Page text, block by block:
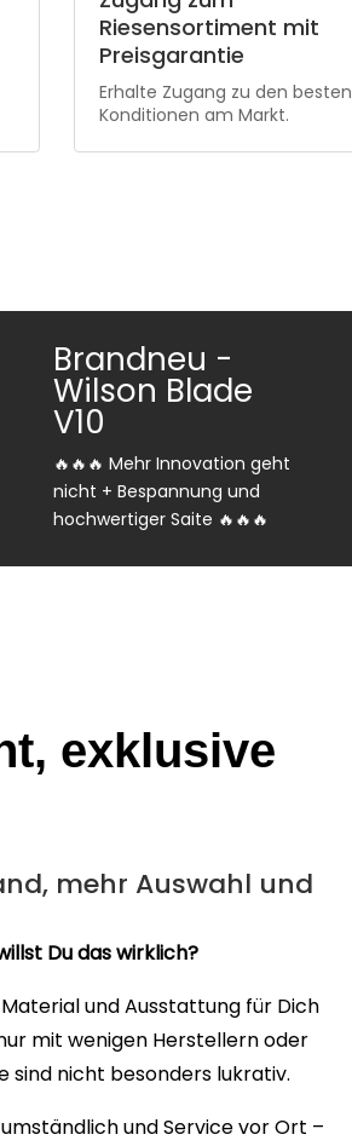
Riesensortiment mit
Preisgarantie
Erhalte Zugang zu den besten
Konditionen am Markt.
Brandneu -
Wilson Blade
V10
🔥🔥🔥 Mehr Innovation geht
nicht + Bespannung und
hochwertiger Saite 🔥🔥🔥
exklusive
mehr Auswahl und
Du das wirklich?
und Ausstattung für Dich
mit wenigen Herstellern oder
sind nicht besonders lukrativ.
und Service vor Ort –